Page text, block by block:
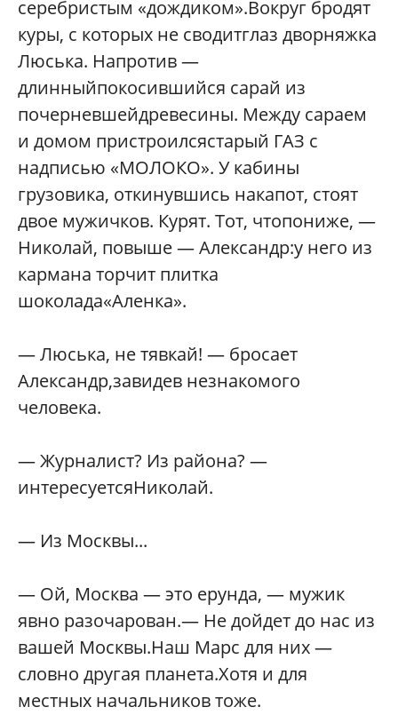
серебристым «дождиком».Вокруг бродят
куры, с которых не сводитглаз дворняжка
Люська. Напротив —
длинныйпокосившийся сарай из
почерневшейдревесины. Между сараем
и домом пристроилсястарый ГАЗ с
надписью «МОЛОКО». У кабины
грузовика, откинувшись накапот, стоят
двое мужичков. Курят. Тот, чтопониже, —
Николай, повыше — Александр:у него из
кармана торчит плитка
шоколада«Аленка».
— Люська, не тявкай! — бросает
Александр,завидев незнакомого
человека.
— Журналист? Из района? —
интересуетсяНиколай.
— Из Москвы...
— Ой, Москва — это ерунда, — мужик
явно разочарован.— Не дойдет до нас из
вашей Москвы.Наш Марс для них —
словно другая планета.Хотя и для
местных начальников тоже.